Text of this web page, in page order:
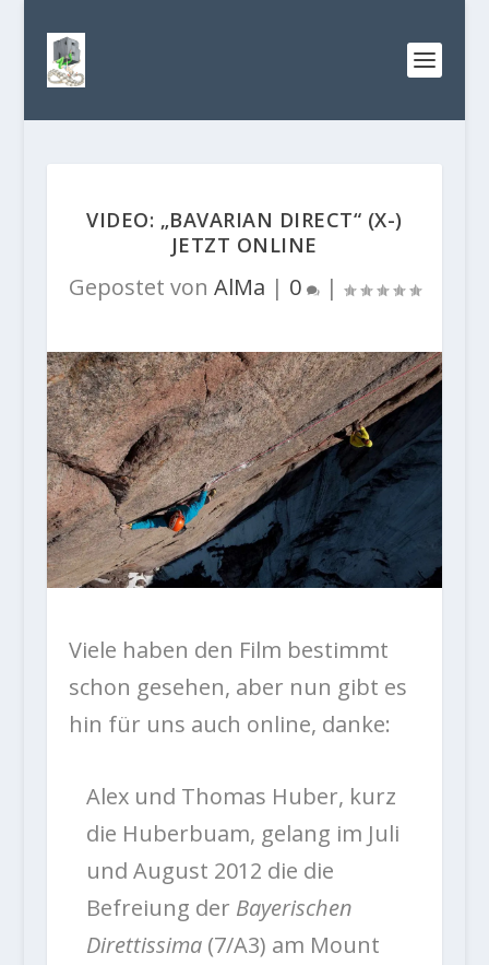
VIDEO: „BAVARIAN DIRECT“ (X-)
JETZT ONLINE
Gepostet von AlMa | 0 |
Viele haben den Film bestimmt
schon gesehen, aber nun gibt es
hin für uns auch online, danke:
Alex und Thomas Huber, kurz
die Huberbuam, gelang im Juli
und August 2012 die die
Befreiung der Bayerischen
Direttissima(7/A3) am Mount